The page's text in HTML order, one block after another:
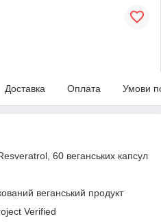
Доставка Оплата Умови
60 веганських капсул
веганський продукт
Verified